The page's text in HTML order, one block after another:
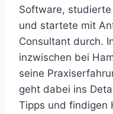
Software,
und startete mit
Consultant durch.
inzwischen bei
seine
geht dabei ins
Tipps und findigen